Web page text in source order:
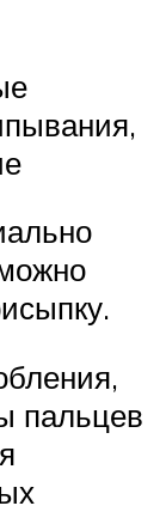
пальцев